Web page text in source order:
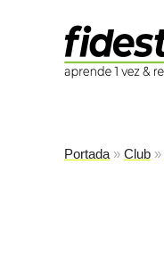
Portada » Club »